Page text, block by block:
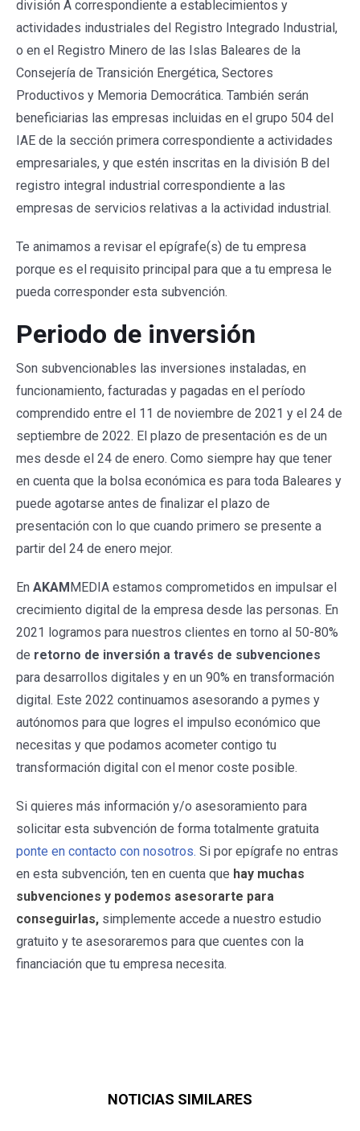
división A correspondiente a establecimientos y
actividades industriales del Registro Integrado Industrial,
o en el Registro Minero de las Islas Baleares de la
Consejería de Transición Energética, Sectores
Productivos y Memoria Democrática. También serán
beneficiarias las empresas incluidas en el grupo 504 del
IAE de la sección primera correspondiente a actividades
empresariales, y que estén inscritas en la división B del
registro integral industrial correspondiente a las
empresas de servicios relativas a la actividad industrial.
Te animamos a revisar el epígrafe(s) de tu empresa
porque es el requisito principal para que a tu empresa le
pueda corresponder esta subvención.
Periodo de inversión
Son subvencionables las inversiones instaladas, en
funcionamiento, facturadas y pagadas en el período
comprendido entre el 11 de noviembre de 2021 y el 24 de
septiembre de 2022. El plazo de presentación es de un
mes desde el 24 de enero. Como siempre hay que tener
en cuenta que la bolsa económica es para toda Baleares y
puede agotarse antes de finalizar el plazo de
presentación con lo que cuando primero se presente a
partir del 24 de enero mejor.
En AKAMMEDIA estamos comprometidos en impulsar el
crecimiento digital de la empresa desde las personas. En
2021 logramos para nuestros clientes en torno al 50-80%
de retorno de inversión a través de subvenciones
para desarrollos digitales y en un 90% en transformación
digital. Este 2022 continuamos asesorando a pymes y
autónomos para que logres el impulso económico que
necesitas y que podamos acometer contigo tu
transformación digital con el menor coste posible.
Si quieres más información y/o asesoramiento para
solicitar esta subvención de forma totalmente gratuita
ponte en contacto con nosotros. Si por epígrafe no entras
en esta subvención, ten en cuenta que hay muchas
subvenciones y podemos asesorarte para
conseguirlas, simplemente accede a nuestro estudio
gratuito y te asesoraremos para que cuentes con la
financiación que tu empresa necesita.
NOTICIAS SIMILARES